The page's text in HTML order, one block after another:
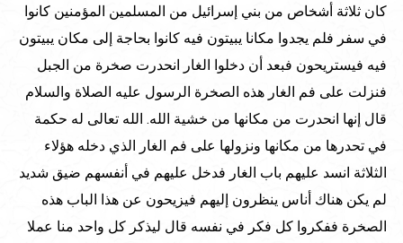
كان ثلاثة أشخاص من بني إسرائيل من المسلمين المؤمنين كانوا
في سفر فلم يجدوا مكانا يبيتون فيه كانوا بحاجة إلى مكان يبيتون
فيه فيستريحون فبعد أن دخلوا الغار انحدرت صخرة من الجبل
فنزلت على فم الغار هذه الصخرة الرسول عليه الصلاة والسلام
قال إنها انحدرت من مكانها من خشية الله. الله تعالى له حكمة
في تحدرها من مكانها ونزولها على فم الغار الذي دخله هؤلاء
الثلاثة انسد عليهم باب الغار فدخل عليهم في أنفسهم ضيق شديد
لم يكن هناك أناس ينظرون إليهم فيزيحون عن هذا الباب هذه
الصخرة ففكروا كل فكر في نفسه قال ليذكر كل واحد منا عملا